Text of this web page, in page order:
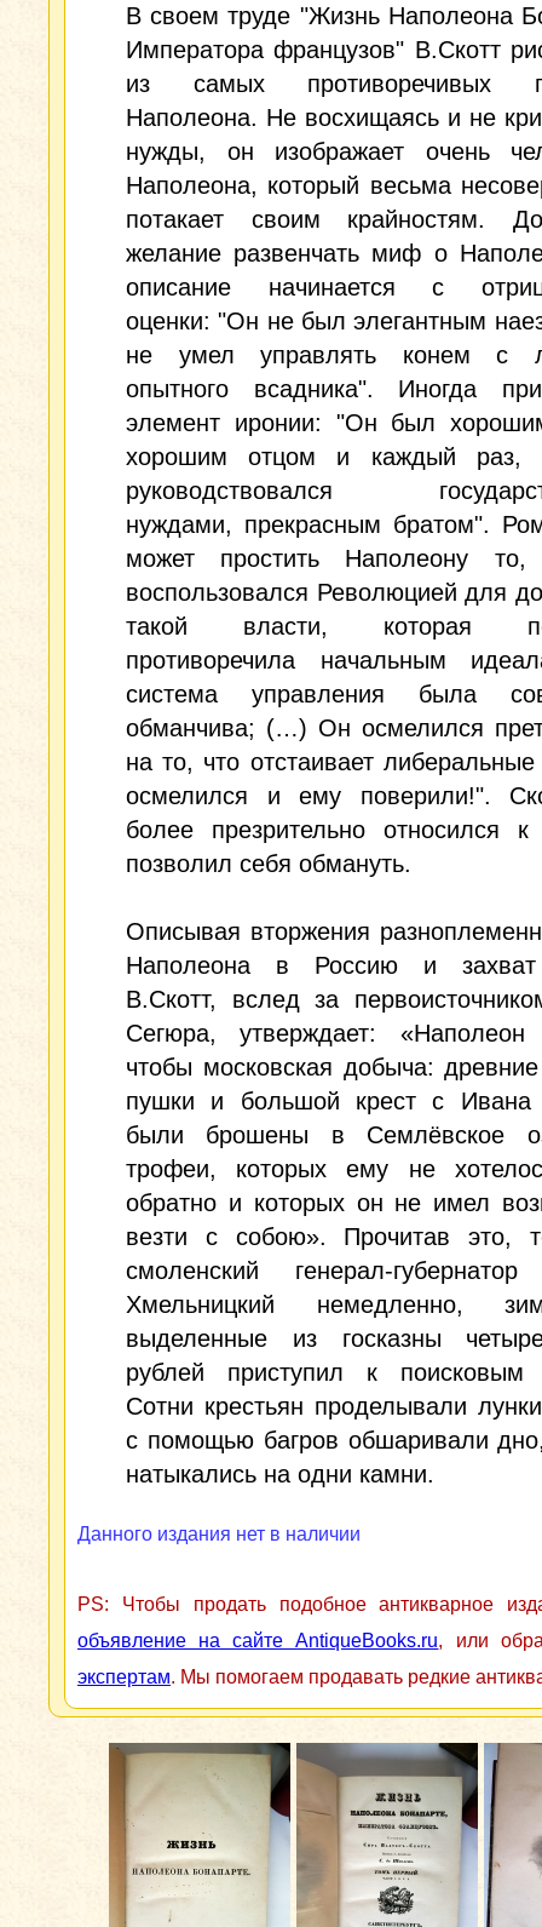
В своем труде "Жизнь Наполеона
Императора французов" В.Скотт
из самых противоречивых
Наполеона. Не восхищаясь и не
нужды, он изображает очень
Наполеона, который весьма
потакает своим крайностям.
желание развенчать миф о
описание начинается с
оценки: "Он не был элегантным
не умел управлять конем с
опытного всадника". Иногда
элемент иронии: "Он был
хорошим отцом и каждый раз,
руководствовался
нуждами, прекрасным братом".
может простить Наполеону
воспользовался Революцией для
такой власти, которая
противоречила начальным
система управления была
обманчива; (…) Он осмелился
на то, что отстаивает
осмелился и ему поверили!".
более презрительно относился
позволил себя обмануть.
Описывая вторжения
Наполеона в Россию и
В.Скотт, вслед за
Сегюра, утверждает: «Наполеон
чтобы московская добыча:
пушки и большой крест с Ивана
были брошены в Семлёвское
трофеи, которых ему не
обратно и которых он не имел
везти с собою». Прочитав это,
смоленский генерал-
Хмельницкий немедленно,
выделенные из госказны
рублей приступил к поисковым
Сотни крестьян проделывали
с помощью багров обшаривали
натыкались на одни камни.
Данного издания нет в наличии
PS: Чтобы продать подобное антикварное
объявление на сайте AntiqueBooks.ru, или
экспертам. Мы помогаем продавать редкие